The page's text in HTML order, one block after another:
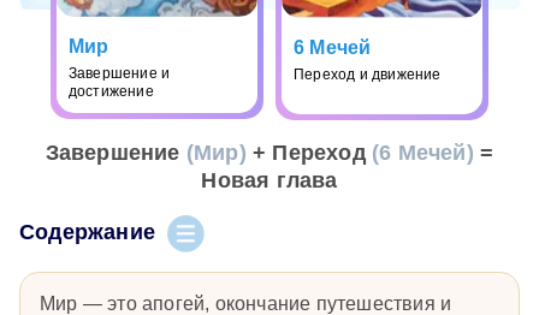
Мир
Завершение и
достижение
6 Мечей
Переход и движение
Завершение (Мир) + Переход (6 Мечей) =
Новая глава
Содержание
Мир — это апогей, окончание путешествия и